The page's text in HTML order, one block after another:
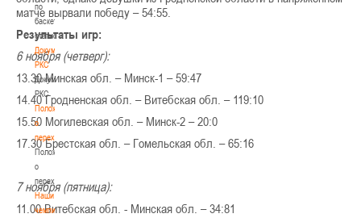
по
баскетбольной
статистике
Документы
РКС
Документы
РКС
Положение
о
переходах
Положение
о
переходах
Наши
чемпионы
матче вырвали победу – 54:55.
Результаты игр:
6 ноября (четверг):
13.30 Минская обл. – Минск-1 – 59:47
14.40 Гродненская обл. – Витебская обл. – 119:10
15.50 Могилевская обл. – Минск-2 – 20:0
17.30 Брестская обл. – Гомельская обл. – 65:16
7 ноября (пятница):
11.00 Витебская обл. - Минская обл. – 34:81